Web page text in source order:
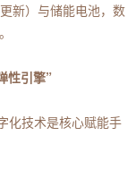
新）与储能电池，数
性引擎”
化技术是核心赋能手